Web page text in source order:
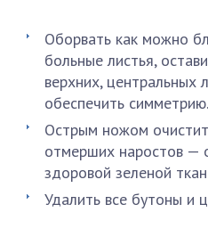
Оборвать как можно
больные листья,
верхних, центральных
обеспечить симметрию.
Острым ножом
отмерших наростов —
здоровой зеленой
Удалить все бутоны и